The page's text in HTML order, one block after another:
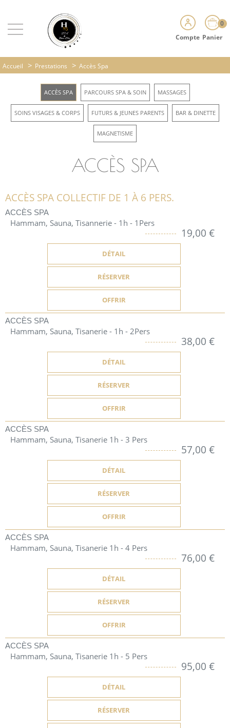
Compte
0
Panier
Accueil > Prestations > Accès Spa
ACCÈS SPA PARCOURS SPA & SOIN MASSAGES
SOINS VISAGES & CORPS FUTURS & JEUNES PARENTS BAR & DINETTE
MAGNETISME
ACCÈS SPA
ACCÈS SPA COLLECTIF DE 1 À 6 PERS.
ACCÈS SPA
Hammam, Sauna, Tisannerie - 1h - 1Pers
19,00 €
DÉTAIL
RÉSERVER
OFFRIR
ACCÈS SPA
Hammam, Sauna, Tisanerie - 1h - 2Pers
38,00 €
DÉTAIL
RÉSERVER
OFFRIR
ACCÈS SPA
Hammam, Sauna, Tisanerie 1h - 3 Pers
57,00 €
DÉTAIL
RÉSERVER
OFFRIR
ACCÈS SPA
Hammam, Sauna, Tisanerie 1h - 4 Pers
76,00 €
DÉTAIL
RÉSERVER
OFFRIR
ACCÈS SPA
Hammam, Sauna, Tisanerie 1h - 5 Pers
95,00 €
DÉTAIL
RÉSERVER